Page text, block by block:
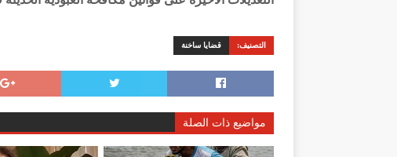
التصنيف: قضايا ساخنة
مواضيع ذات الصلة